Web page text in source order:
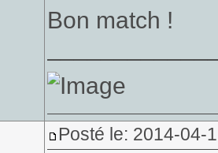
Bon match !
Posté le: 2014-04-